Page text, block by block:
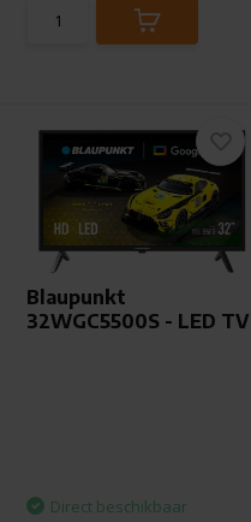
Blaupunkt
32WGC5500S - LED TV
Direct beschikbaar